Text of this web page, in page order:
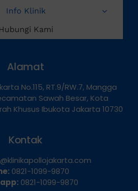
Info Klinik
Hubungi Kami
Alamat
No.115, RT.9/RW.7, Mangga
Sawah Besar, Kota
Khusus Ibukota Jakarta 10730
Kontak
0821-1099-9870
0821-1099-9870